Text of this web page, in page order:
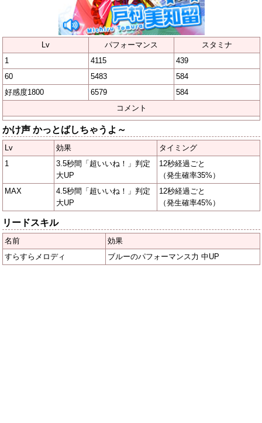
Lv パフォーマンス
スタミナ
1
4115
439
60
5483
584
好感度1800
6579
584
コメント
かけ声 かっとばしちゃうよ～
Lv 効果
タイミング
1
3.5秒間「超いいね！」判定
大UP
12秒経過ごと
（発生確率35%）
MAX
4.5秒間「超いいね！」判定
大UP
12秒経過ごと
（発生確率45%）
リードスキル
名前
効果
すらすらメロディ
ブルーのパフォーマンス力 中UP